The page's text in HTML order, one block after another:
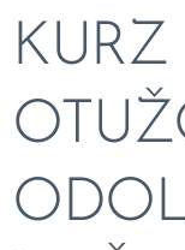
KURZ